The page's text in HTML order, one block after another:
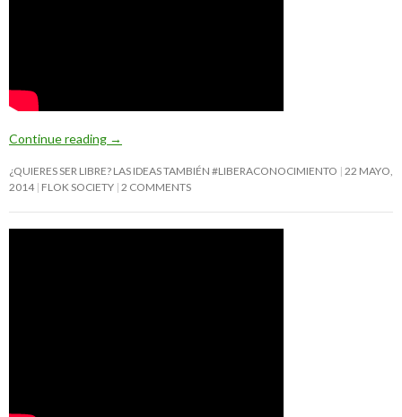
Continue reading →
¿QUIERES SER LIBRE? LAS IDEAS TAMBIÉN #LIBERACONOCIMIENTO 22 MAYO,
2014 FLOK SOCIETY 2 COMMENTS